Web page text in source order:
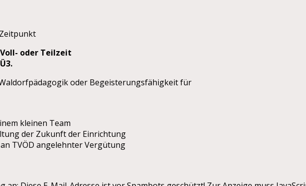
oder Teilzeit
oder Begeisterungsfähigkeit für
kleinen Team
der Zukunft der Einrichtung
TVÖD angelehnter Vergütung